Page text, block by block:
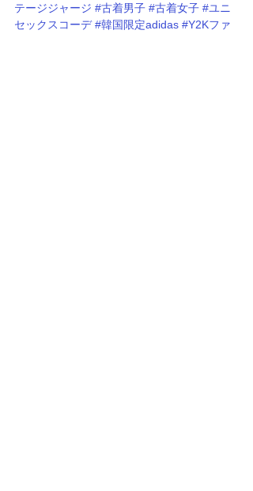
テージジャージ #古着男子 #古着女子 #ユニ
セックスコーデ #韓国限定adidas #Y2Kファ